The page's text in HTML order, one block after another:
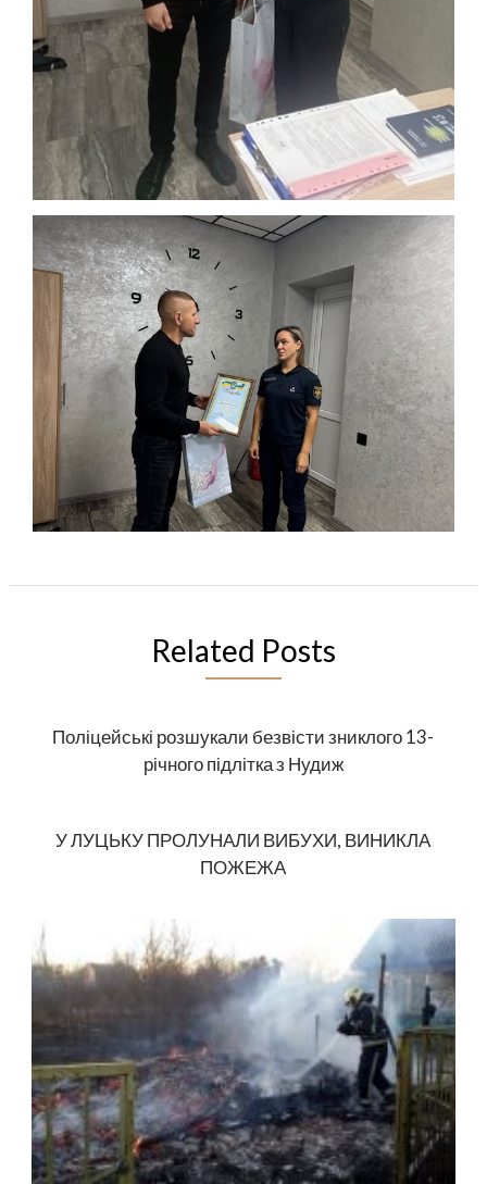
Related Posts
Поліцейські розшукали безвісти зниклого 13-
річного підлітка з Нудиж
У ЛУЦЬКУ ПРОЛУНАЛИ ВИБУХИ, ВИНИКЛА
ПОЖЕЖА